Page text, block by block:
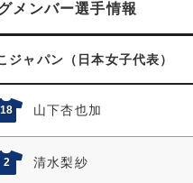
メンバー選手情報
ジャパン（日本女子代表）
18 山下杏也加
2 清水梨紗